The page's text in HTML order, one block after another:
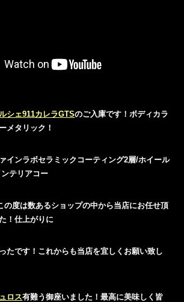
シェ911カレラGTSのご入庫です！ボディカラ
メタリック！
インラボセラミックコーティング2層/ホイール
テリアコー
の度は数あるショップの中から当店にお任せ頂
！仕上がりに
たです！これからも当店を宜しくお願い致し
ロス有難う御座いました！最高に美味しく皆